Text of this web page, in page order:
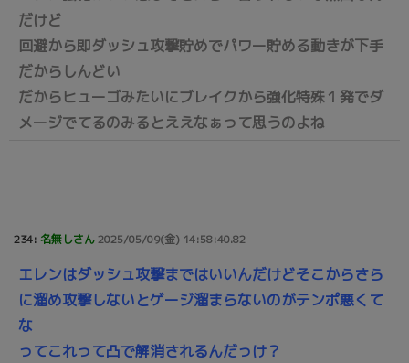
だけど
回避から即ダッシュ攻撃貯めでパワー貯める動きが下手
だからしんどい
だからヒューゴみたいにブレイクから強化特殊１発でダ
メージでてるのみるとええなぁって思うのよね
234: 名無しさん2025/05/09(金) 14:58:40.82
エレンはダッシュ攻撃まではいいんだけどそこからさら
に溜め攻撃しないとゲージ溜まらないのがテンポ悪くて
な
ってこれって凸で解消されるんだっけ？